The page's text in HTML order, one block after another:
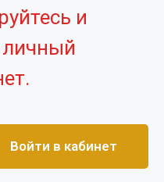
и
личный
Войти в кабинет